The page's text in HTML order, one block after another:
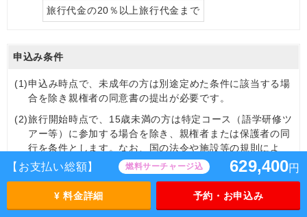
【お支払い総額】 燃料サーチャージ込 629,400円
¥ 料金詳細 予約・お申込み
旅行代金の20％以上旅行代金まで
申込み条件
(1)申込み時点で、未成年の方は別途定めた条件に該当する場
合を除き親権者の同意書の提出が必要です。
(2)旅行開始時点で、15歳未満の方は特定コース（語学研修ツ
アー等）に参加する場合を除き、親権者または保護者の同
行を条件とします。なお、国の法令や施設等の規則によ
り、未成年の方の参加をお断りする場合がありますので、
あらかじめご了承ください。
特別の条件を定めたコースについて、性別、年令、資格、
技能その他の条件が当社の指定する条件に合致しない場合